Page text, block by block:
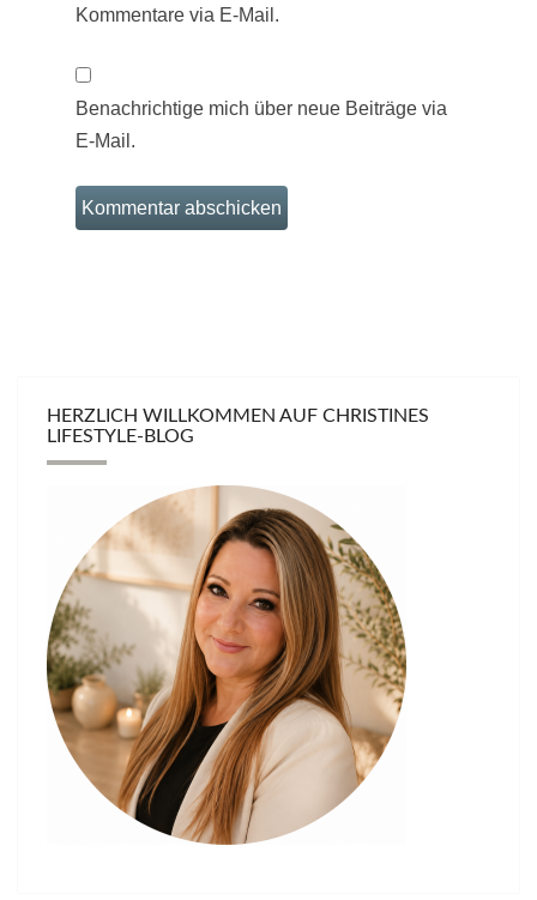
Kommentare via E-Mail.
Benachrichtige mich über neue Beiträge via
E-Mail.
HERZLICH WILLKOMMEN AUF CHRISTINES
LIFESTYLE-BLOG